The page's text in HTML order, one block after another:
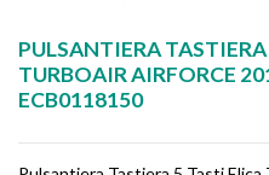
PULSANTIERA
TURBOAIR AIRFORCE
ECB0118150